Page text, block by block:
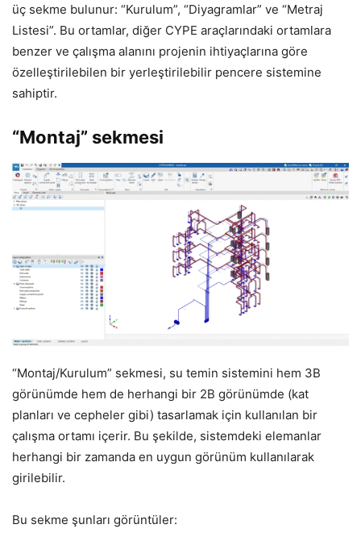
üç sekme bulunur: “Kurulum”, “Diyagramlar” ve “Metraj
Listesi”. Bu ortamlar, diğer CYPE araçlarındaki ortamlara
benzer ve çalışma alanını projenin ihtiyaçlarına göre
özelleştirilebilen bir yerleştirilebilir pencere sistemine
sahiptir.
“Montaj” sekmesi
“Montaj/Kurulum” sekmesi, su temin sistemini hem 3B
görünümde hem de herhangi bir 2B görünümde (kat
planları ve cepheler gibi) tasarlamak için kullanılan bir
çalışma ortamı içerir. Bu şekilde, sistemdeki elemanlar
herhangi bir zamanda en uygun görünüm kullanılarak
girilebilir.
Bu sekme şunları görüntüler: